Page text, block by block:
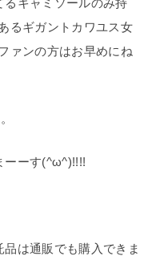
キャミソールのみ持
るギガントカワユス女
ァンの方はお早めにね
ーーす(^ω^)!!!!
は通販でも購入できま